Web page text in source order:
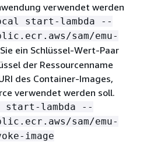
verwendet werden
start-lambda --
sam/emu-
ein Schlüssel-Wert-Paar
der Ressourcenname
des Container-Images,
verwendet werden soll.
start-lambda --
sam/emu-
image